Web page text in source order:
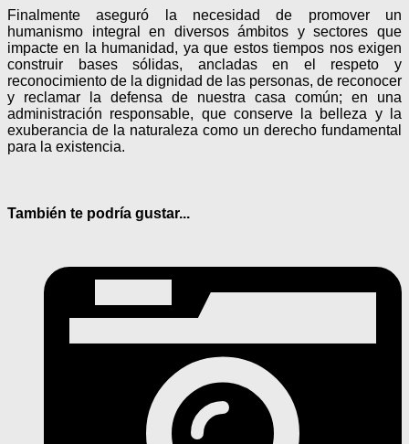
Finalmente aseguró la necesidad de promover un
humanismo integral en diversos ámbitos y sectores que
impacte en la humanidad, ya que estos tiempos nos exigen
construir bases sólidas, ancladas en el respeto y
reconocimiento de la dignidad de las personas, de reconocer
y reclamar la defensa de nuestra casa común; en una
administración responsable, que conserve la belleza y la
exuberancia de la naturaleza como un derecho fundamental
para la existencia.
También te podría gustar...